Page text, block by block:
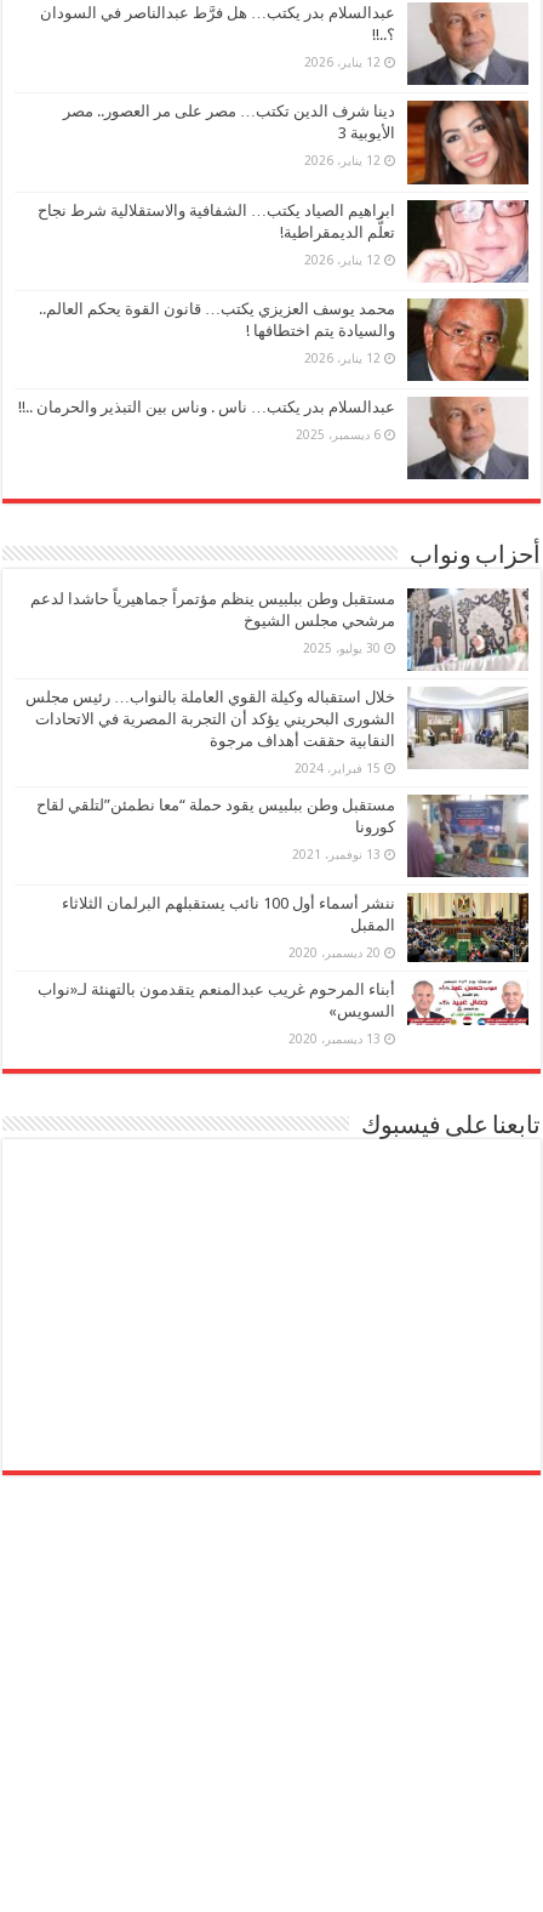
عبدالسلام بدر يكتب… هل فرَّط عبدالناصر في السودان
؟..!!
12 يناير، 2026
دينا شرف الدين تكتب… مصر على مر العصور.. مصر
الأيوبية 3
12 يناير، 2026
ابراهيم الصياد يكتب… الشفافية والاستقلالية شرط نجاح
تعلُّم الديمقراطية!
12 يناير، 2026
محمد يوسف العزيزي يكتب… قانون القوة يحكم العالم..
والسيادة يتم اختطافها !
12 يناير، 2026
عبدالسلام بدر يكتب… ناس . وناس بين التبذير والحرمان ..!!
6 ديسمبر، 2025
أحزاب ونواب
مستقبل وطن ببلبيس ينظم مؤتمراً جماهيرياً حاشدا لدعم
مرشحي مجلس الشيوخ
30 يوليو، 2025
خلال استقباله وكيلة القوي العاملة بالنواب… رئيس مجلس
الشورى البحريني يؤكد أن التجربة المصرية في الاتحادات
النقابية حققت أهداف مرجوة
15 فبراير، 2024
مستقبل وطن ببلبيس يقود حملة “معا نطمئن”لتلقي لقاح
كورونا
13 نوفمبر، 2021
ننشر أسماء أول 100 نائب يستقبلهم البرلمان الثلاثاء
المقبل
20 ديسمبر، 2020
أبناء المرحوم غريب عبدالمنعم يتقدمون بالتهنئة لـ«نواب
السويس»
13 ديسمبر، 2020
تابعنا على فيسبوك